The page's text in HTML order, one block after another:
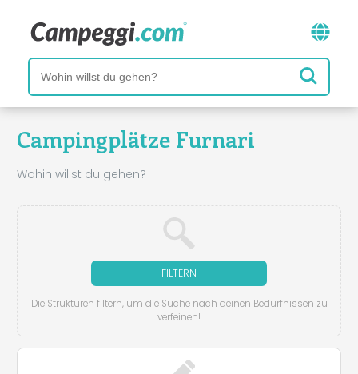
Campingplätze Furnari
Wohin willst du gehen?
FILTERN
Die Strukturen filtern, um die Suche nach deinen Bedürfnissen zu
verfeinen!